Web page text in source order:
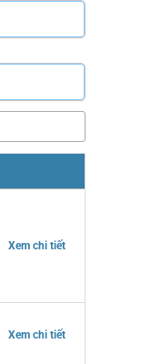
Xem chi tiết
Xem chi tiết